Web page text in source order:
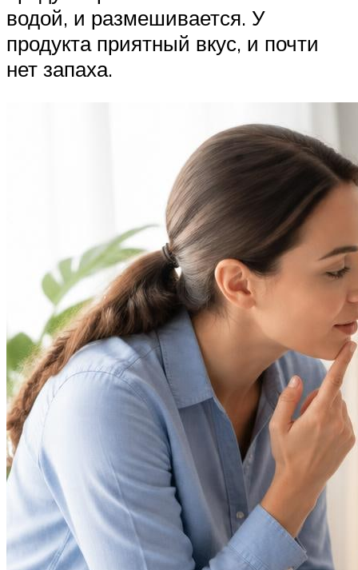
водой, и размешивается. У
продукта приятный вкус, и почти
нет запаха.